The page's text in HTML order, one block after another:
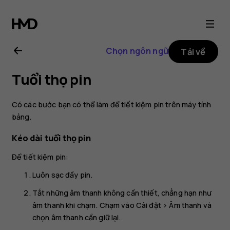
Hướng
dẫn
sử
dụng
Nokia
T21
Chọn ngôn ngữ Tải về
Tuổi thọ pin
Có các bước bạn có thể làm để tiết kiệm pin trên máy tính
bảng.
Kéo dài tuổi thọ pin
Để tiết kiệm pin:
Luôn sạc đầy pin.
Tắt những âm thanh không cần thiết, chẳng hạn như
âm thanh khi chạm. Chạm vào Cài đặt >Âm thanh và
chọn âm thanh cần giữ lại.